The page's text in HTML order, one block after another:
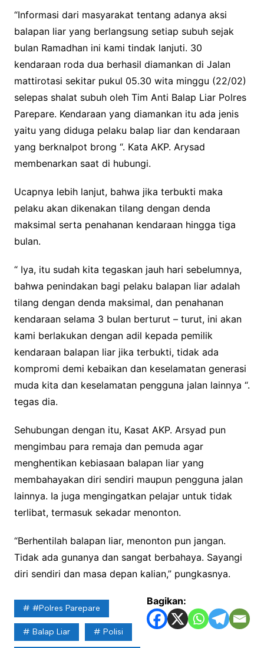
“Informasi dari masyarakat tentang adanya aksi
balapan liar yang berlangsung setiap subuh sejak
bulan Ramadhan ini kami tindak lanjuti. 30
kendaraan roda dua berhasil diamankan di Jalan
mattirotasi sekitar pukul 05.30 wita minggu (22/02)
selepas shalat subuh oleh Tim Anti Balap Liar Polres
Parepare. Kendaraan yang diamankan itu ada jenis
yaitu yang diduga pelaku balap liar dan kendaraan
yang berknalpot brong “. Kata AKP. Arysad
membenarkan saat di hubungi.
Ucapnya lebih lanjut, bahwa jika terbukti maka
pelaku akan dikenakan tilang dengan denda
maksimal serta penahanan kendaraan hingga tiga
bulan.
“ Iya, itu sudah kita tegaskan jauh hari sebelumnya,
bahwa penindakan bagi pelaku balapan liar adalah
tilang dengan denda maksimal, dan penahanan
kendaraan selama 3 bulan berturut – turut, ini akan
kami berlakukan dengan adil kepada pemilik
kendaraan balapan liar jika terbukti, tidak ada
kompromi demi kebaikan dan keselamatan generasi
muda kita dan keselamatan pengguna jalan lainnya “.
tegas dia.
Sehubungan dengan itu, Kasat AKP. Arsyad pun
mengimbau para remaja dan pemuda agar
menghentikan kebiasaan balapan liar yang
membahayakan diri sendiri maupun pengguna jalan
lainnya. Ia juga mengingatkan pelajar untuk tidak
terlibat, termasuk sekadar menonton.
“Berhentilah balapan liar, menonton pun jangan.
Tidak ada gunanya dan sangat berbahaya. Sayangi
diri sendiri dan masa depan kalian,” pungkasnya.
Bagikan:
#Polres Parepare
Balap Liar Polisi